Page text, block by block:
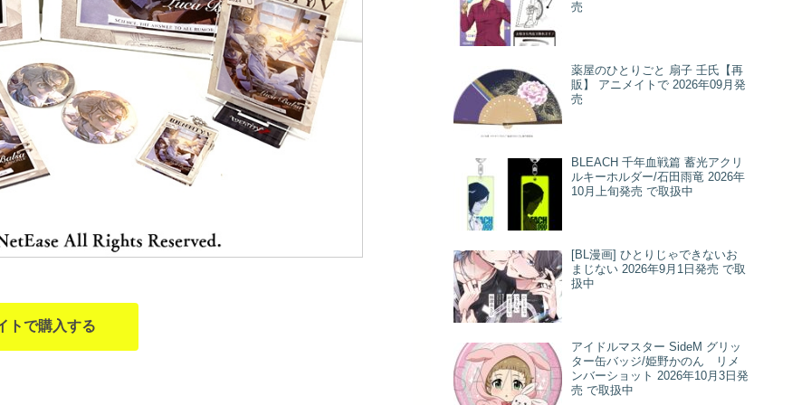
トで購入する
売
薬屋のひとりごと 扇子 壬氏【再
販】 アニメイトで 2026年09月発
売
BLEACH 千年血戦篇 蓄光アクリ
ルキーホルダー/石田雨竜 2026年
10月上旬発売 で取扱中
[BL漫画] ひとりじゃできないお
まじない 2026年9月1日発売 で取
扱中
アイドルマスター SideM グリッ
ター缶バッジ/姫野かのん リメ
ンバーショット 2026年10月3日発
売 で取扱中